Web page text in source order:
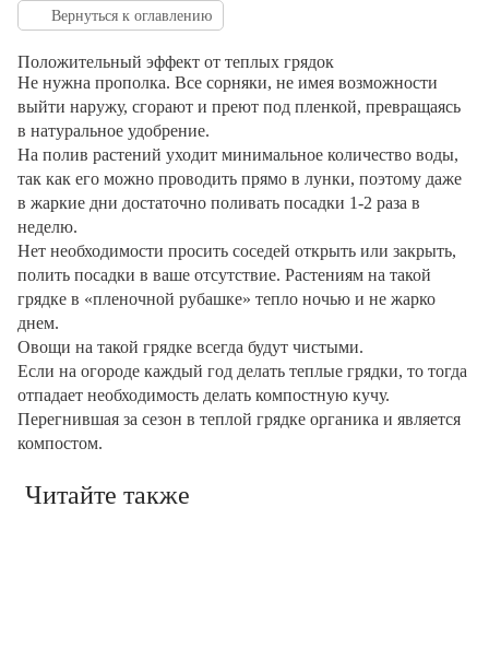
Вернуться к оглавлению
Положительный эффект от теплых грядок
Не нужна прополка. Все сорняки, не имея возможности
выйти наружу, сгорают и преют под пленкой, превращаясь
в натуральное удобрение.
На полив растений уходит минимальное количество воды,
так как его можно проводить прямо в лунки, поэтому даже
в жаркие дни достаточно поливать посадки 1-2 раза в
неделю.
Нет необходимости просить соседей открыть или закрыть,
полить посадки в ваше отсутствие. Растениям на такой
грядке в «пленочной рубашке» тепло ночью и не жарко
днем.
Овощи на такой грядке всегда будут чистыми.
Если на огороде каждый год делать теплые грядки, то тогда
отпадает необходимость делать компостную кучу.
Перегнившая за сезон в теплой грядке органика и является
компостом.
Читайте также